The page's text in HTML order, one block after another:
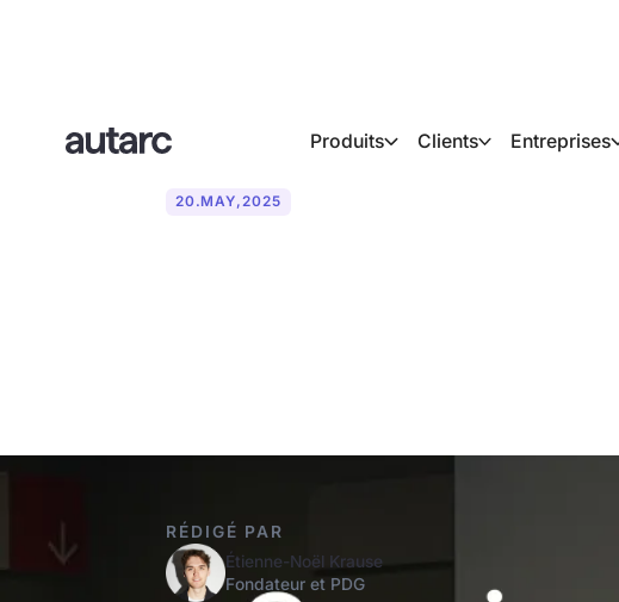
Produits Clients Entreprises
20.MAY,2025
RÉDIGÉ PAR
Étienne-Noël Krause
Fondateur et PDG